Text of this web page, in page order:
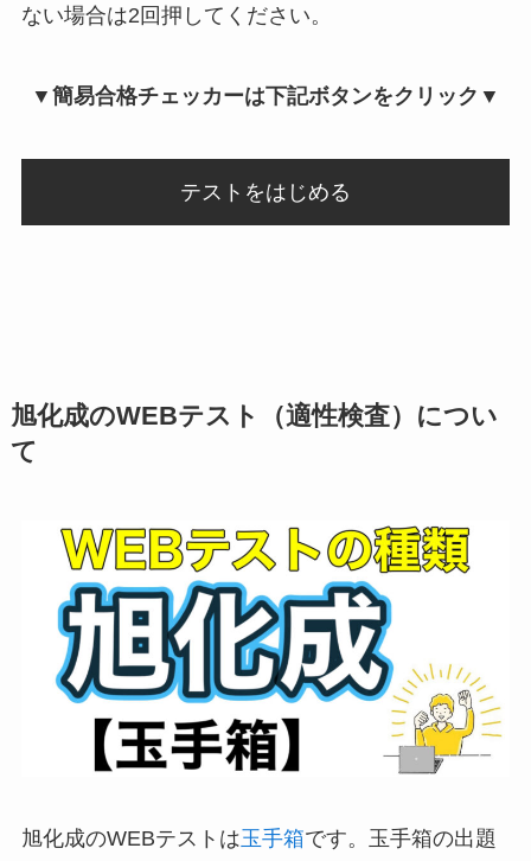
ない場合は2回押してください。
▼簡易合格チェッカーは下記ボタンをクリック▼
テストをはじめる
旭化成のWEBテスト（適性検査）につい
て
旭化成のWEBテストは玉手箱です。玉手箱の出題